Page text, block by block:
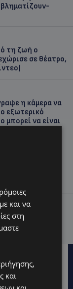
τη ζωή ο
σε θέατρο,
η κάμερα να
εξωτερικό
να είναι
ΕΔΙΜΒΟΥΡΓΟ: Η
της
και να
στη
και